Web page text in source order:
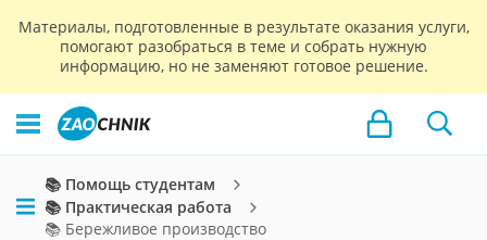
Материалы, подготовленные в результате оказания услуги,
помогают разобраться в теме и собрать нужную
информацию, но не заменяют готовое решение.
📚 Помощь студентам
📚 Практическая работа
📚 Бережливое производство